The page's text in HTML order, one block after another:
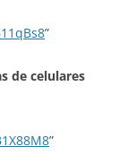
”
de celulares
”